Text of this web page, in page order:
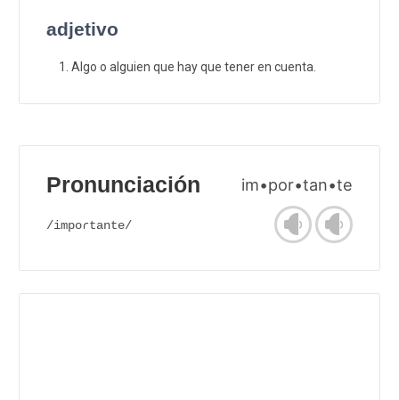
adjetivo
Algo o alguien que hay que tener en cuenta.
Pronunciación im•por•tan•te
/impoɾtante/